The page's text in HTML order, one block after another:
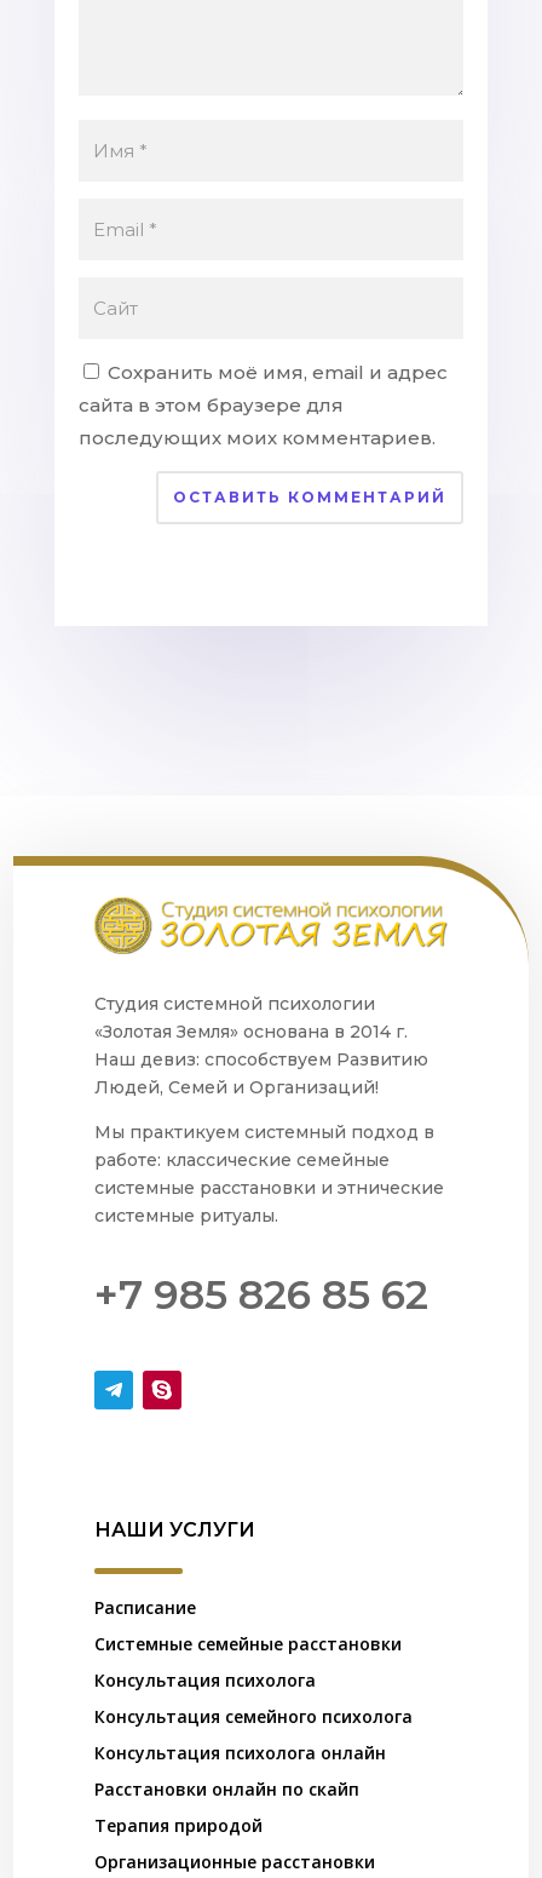
Сохранить моё имя, email и адрес
сайта в этом браузере для
последующих моих комментариев.
ОСТАВИТЬ КОММЕНТАРИЙ
Студия системной психологии
«Золотая Земля» основана в 2014 г.
Наш девиз: способствуем Развитию
Людей, Семей и Организаций!
Мы практикуем системный подход в
работе: классические семейные
системные расстановки и этнические
системные ритуалы.
+7 985 826 85 62
НАШИ УСЛУГИ
Расписание
Системные семейные расстановки
Консультация психолога
Консультация семейного психолога
Консультация психолога онлайн
Расстановки онлайн по скайп
Терапия природой
Организационные расстановки